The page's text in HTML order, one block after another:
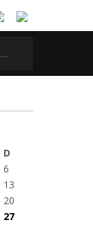
D
6
13
20
27